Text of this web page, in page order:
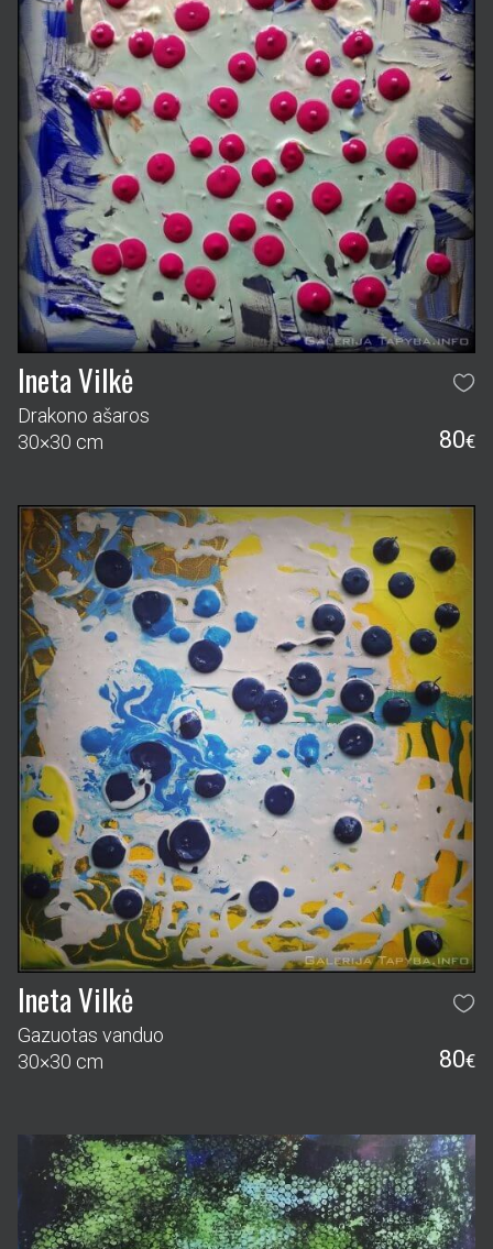
Ineta Vilkė
Drakono ašaros
30×30 cm
80€
Ineta Vilkė
Gazuotas vanduo
30×30 cm
80€